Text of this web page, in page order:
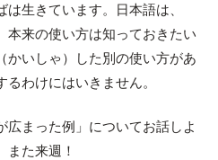
生きています。日本語は、
本来の使い方は知っておきたい
かいしゃ）した別の使い方があ
わけにはいきません。
広まった例」についてお話しよ
また来週！